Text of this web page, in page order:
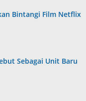
Bintangi Film Netflix
Sebagai Unit Baru